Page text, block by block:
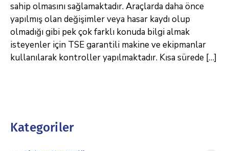
sahip olmasını sağlamaktadır. Araçlarda daha önce
yapılmış olan değişimler veya hasar kaydı olup
olmadığı gibi pek çok farklı konuda bilgi almak
isteyenler için TSE garantili makine ve ekipmanlar
kullanılarak kontroller yapılmaktadır. Kısa sürede […]
Kategoriler